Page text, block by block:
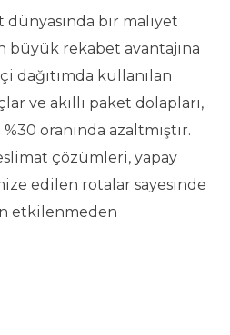
dünyasında bir maliyet
büyük rekabet avantajına
dağıtımda kullanılan
ve akıllı paket dolapları,
oranında azaltmıştır.
çözümleri, yapay
edilen rotalar sayesinde
etkilenmeden